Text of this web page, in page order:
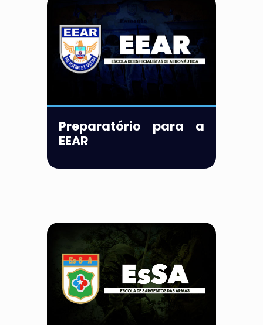
Preparatório para a
EEAR